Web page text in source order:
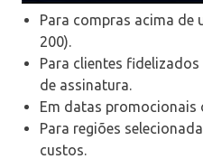
Para compras acima de
200).
Para clientes
de assinatura.
Em datas promocionais
Para regiões
custos.